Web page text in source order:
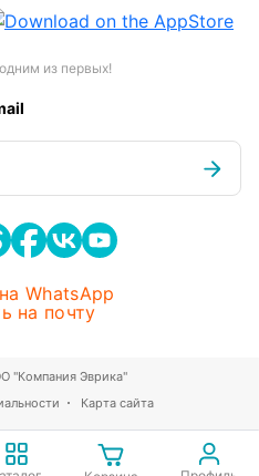
из первых!
WhatsApp
на почту
Карта сайта
"Компания Эврика"